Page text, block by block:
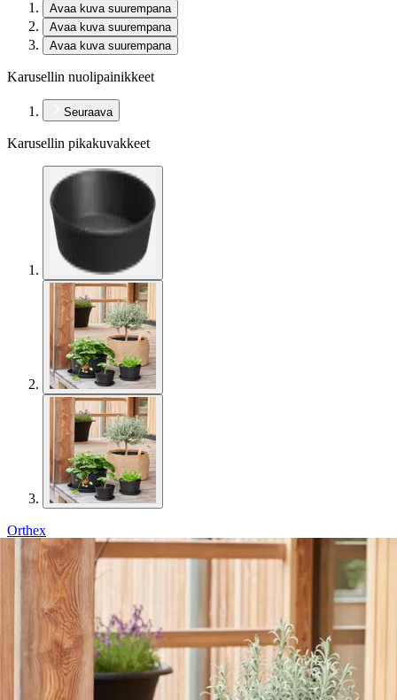
Avaa kuva suurempana
Avaa kuva suurempana
Avaa kuva suurempana
Karusellin nuolipainikkeet
Seuraava
Karusellin pikakuvakkeet
Orthex
Cultivate alusvati 18 cm musta
1,24 €
Asiakasomistajahinta
Hinta ilman S-Etukorttia:
1,30 €